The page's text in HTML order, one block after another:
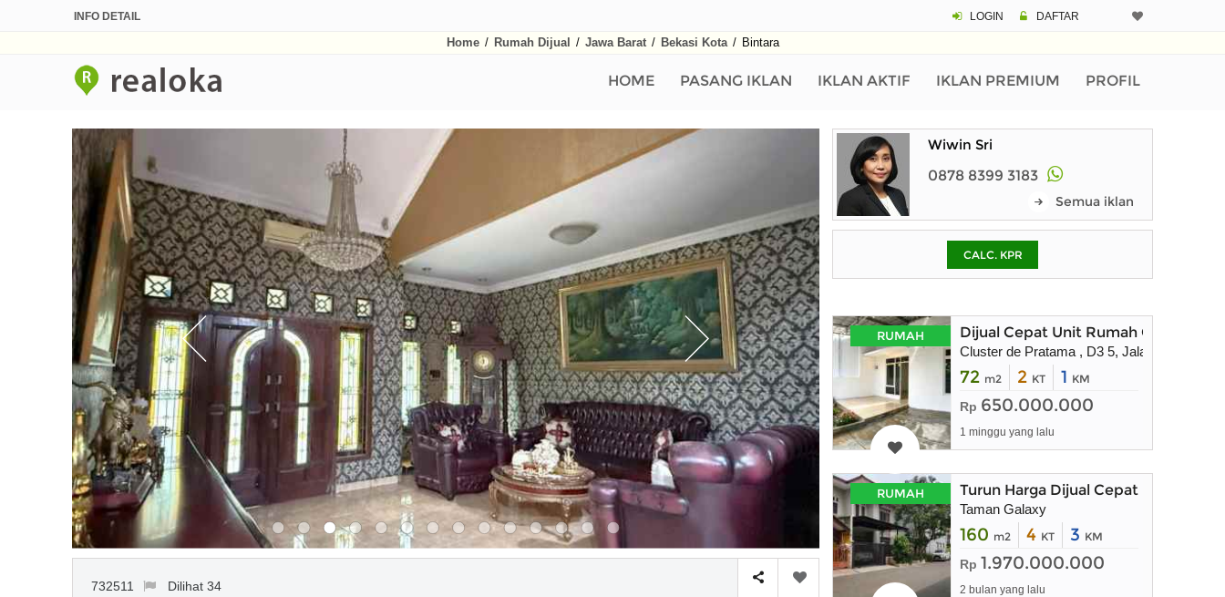
INFO DETAIL LOGIN DAFTAR
Home / Rumah Dijual / Jawa Barat / Bekasi Kota / Bintara
HOME PASANG IKLAN IKLAN AKTIF IKLAN PREMIUM PROFIL
732511 Dilihat 34
Pinjaman (PIN)
pada kotak-
Wiwin Sri
0878 8399 3183
Semua iklan
CALC. KPR
RUMAH Dijual Cepat Unit Rumah Cluster
Cluster de Pratama , D3 5, Jalan Mess AL
72 m2 2 KT 1 KM
Rp 650.000.000
1 minggu yang lalu
RUMAH Turun Harga Dijual Cepat Rumah 2
Taman Galaxy
160 m2 4 KT 3 KM
Rp 1.970.000.000
2 bulan yang lalu